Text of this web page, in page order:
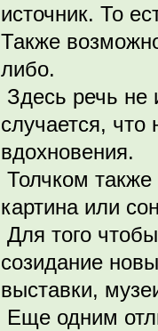
источник. То
Также
либо.
Здесь речь не
случается,
вдохновения.
Толчком
картина или
Для того
созидание
выставки,
Еще одним